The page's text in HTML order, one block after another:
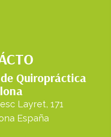
Quiropráctica
Layret, 171
España